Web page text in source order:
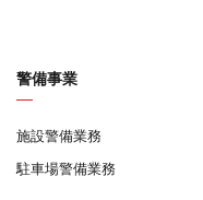
警備事業
施設警備業務
駐車場警備業務